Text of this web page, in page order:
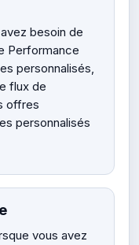
besoin de
Performance
personnalisés,
flux de
offres
personnalisés
vous avez